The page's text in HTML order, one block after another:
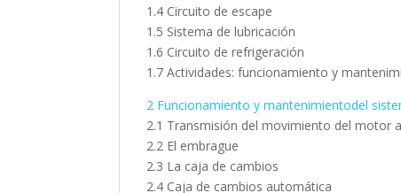
1.4 Circuito de escape
1.5 Sistema de lubricación
1.6 Circuito de refrigeración
1.7 Actividades: funcionamiento y
2 Funcionamiento y mantenimientodel
2.1 Transmisión del movimiento del motor
2.2 El embrague
2.3 La caja de cambios
2.4 Caja de cambios automática